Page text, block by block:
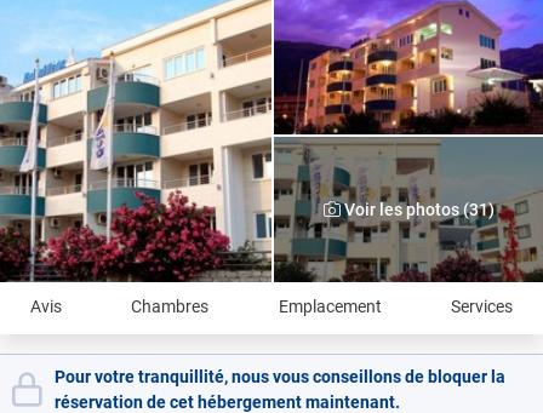
Voir les photos (31)
Avis Chambres Emplacement Services
Pour votre tranquillité, nous vous conseillons de bloquer la
réservation de cet hébergement maintenant.